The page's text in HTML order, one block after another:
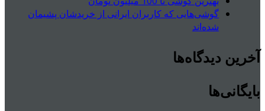
گوشی‌هایی که کاربران ایرانی از خریدشان پشیمان
شده‌اند
آخرین دیدگاه‌ها
بایگانی‌ها